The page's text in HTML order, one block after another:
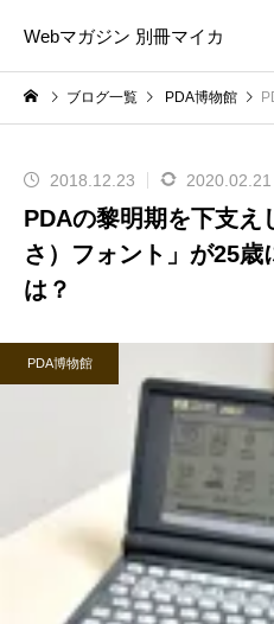
Webマガジン 別冊マイカ
ブログ一覧 PDA博物館
2018.12.23 2020.02.21
PDAの黎明期を下支え
さ）フォント」が25歳
は？
PDA博物館